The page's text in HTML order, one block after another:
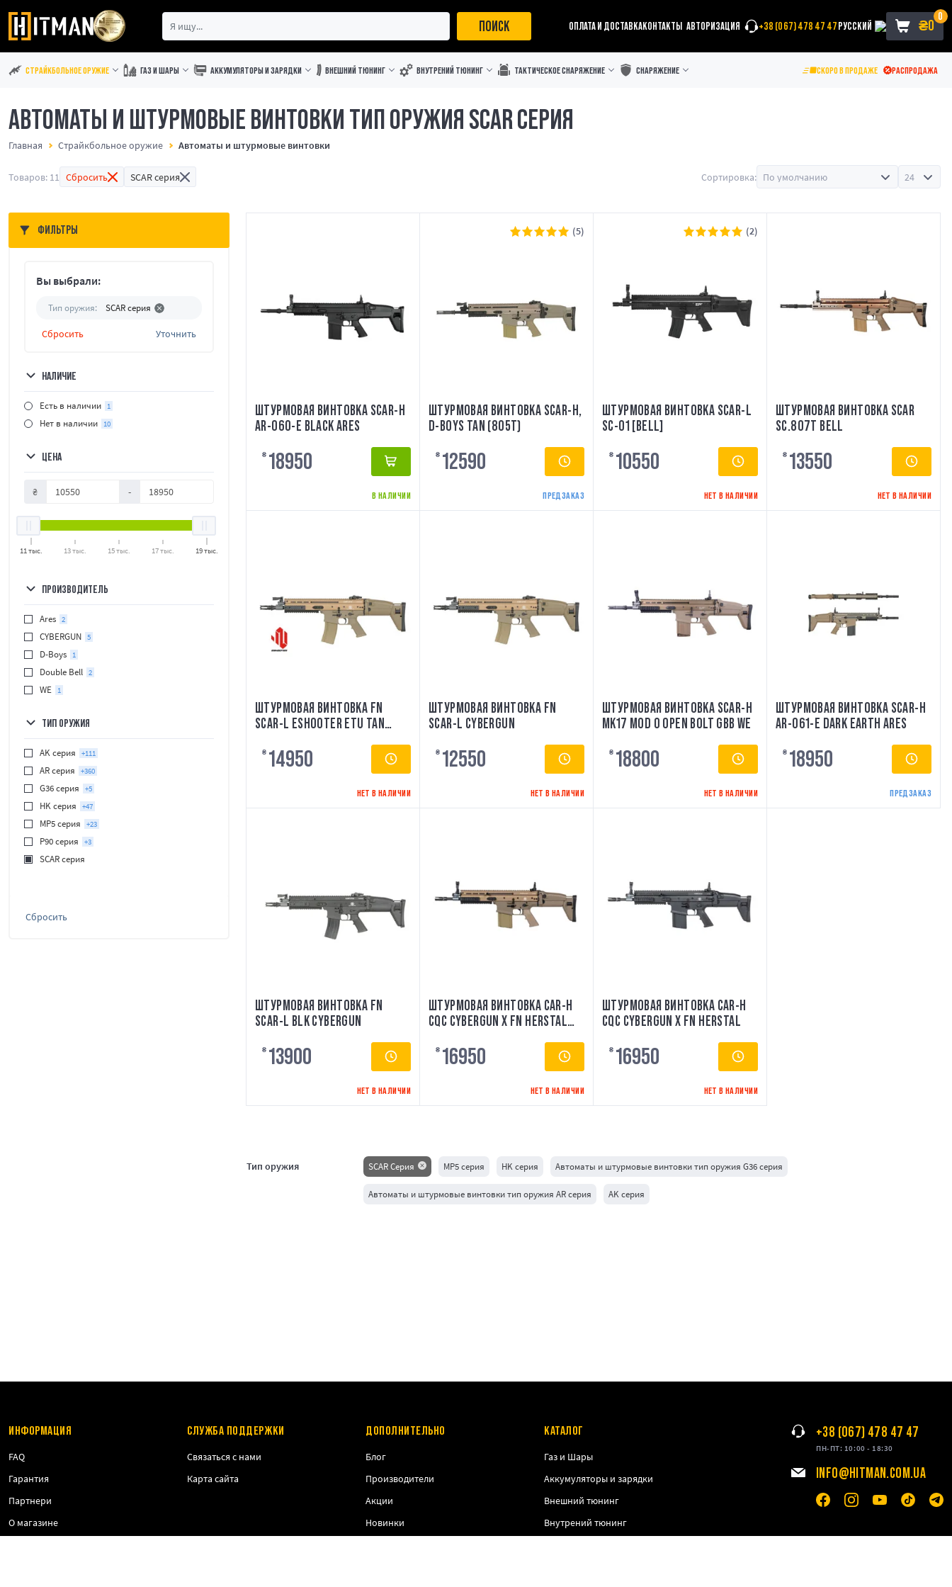
ПОИСК ОПЛАТА И ДОСТАВКАКОНТАКТЫ АВТОРИЗАЦИЯ +38 (067) 478 47 47РУССКИЙ
0
₴0
СТРАЙКБОЛЬНОЕ ОРУЖИЕ ГАЗ И ШАРЫ АККУМУЛЯТОРЫ И ЗАРЯДКИ ВНЕШНИЙ ТЮНИНГ ВНУТРЕНИЙ ТЮНИНГ ТАКТИЧЕСКОЕ СНАРЯЖЕНИЕ СНАРЯЖЕНИЕ СКОРО В ПРОДАЖЕ РАСПРОДАЖА
АВТОМАТЫ И ШТУРМОВЫЕ ВИНТОВКИ ТИП ОРУЖИЯ SCAR СЕРИЯ
Главная Страйкбольное оружие Автоматы и штурмовые винтовки
Товаров: 11 Сбросить SCAR серия Сортировка:
ФИЛЬТРЫ
Вы выбрали:
Тип оружия: SCAR серия
Сбросить Уточнить
НАЛИЧИЕ
Есть в наличии 1
Нет в наличии 10
ЦЕНА
₴ -
11 тыс. 13 тыс. 15 тыс. 17 тыс. 19 тыс.
ПРОИЗВОДИТЕЛЬ
Ares 2
CYBERGUN 5
D-Boys 1
Double Bell 2
WE 1
ТИП ОРУЖИЯ
AK серия +111
AR серия +360
G36 серия +5
HK серия +47
MP5 серия +23
P90 серия +3
SCAR серия
Сбросить
ШТУРМОВАЯ ВИНТОВКА SCAR-H
AR-060-E BLACK ARES
₴ 18950
В НАЛИЧИИ
(5)
ШТУРМОВАЯ ВИНТОВКА SCAR-H,
D-BOYS TAN (805T)
₴ 12590
ПРЕДЗАКАЗ
(2)
ШТУРМОВАЯ ВИНТОВКА SCAR-L
SC-01 [BELL]
₴ 10550
НЕТ В НАЛИЧИИ
ШТУРМОВАЯ ВИНТОВКА SCAR
SC.807T BELL
₴ 13550
НЕТ В НАЛИЧИИ
ШТУРМОВАЯ ВИНТОВКА FN
SCAR-L ESHOOTER ETU TAN
₴ 14950
НЕТ В НАЛИЧИИ
ШТУРМОВАЯ ВИНТОВКА FN
SCAR-L CYBERGUN
₴ 12550
НЕТ В НАЛИЧИИ
ШТУРМОВАЯ ВИНТОВКА SCAR-H
MK17 MOD 0 OPEN BOLT GBB WE
₴ 18800
НЕТ В НАЛИЧИИ
ШТУРМОВАЯ ВИНТОВКА SCAR-H
AR-061-E DARK EARTH ARES
₴ 18950
ПРЕДЗАКАЗ
ШТУРМОВАЯ ВИНТОВКА FN
SCAR-L BLK CYBERGUN
₴ 13900
НЕТ В НАЛИЧИИ
ШТУРМОВАЯ ВИНТОВКА CAR-H
CQC CYBERGUN X FN HERSTAL
₴ 16950
НЕТ В НАЛИЧИИ
ШТУРМОВАЯ ВИНТОВКА CAR-H
CQC CYBERGUN X FN HERSTAL
₴ 16950
НЕТ В НАЛИЧИИ
Тип оружия SCAR Серия MP5 серия HK серия Автоматы и штурмовые винтовки тип оружия G36 серия
Автоматы и штурмовые винтовки тип оружия AR серия AK серия
ИНФОРМАЦИЯ
FAQ
Гарантия
Партнери
О магазине
СЛУЖБА ПОДДЕРЖКИ
Связаться с нами
Карта сайта
ДОПОЛНИТЕЛЬНО
Блог
Производители
Акции
Новинки
КАТАЛОГ
Газ и Шары
Аккумуляторы и зарядки
Внешний тюнинг
Внутрений тюнинг
+38 (067) 478 47 47
ПН-ПТ: 10:00 - 18:30
INFO@HITMAN.COM.UA